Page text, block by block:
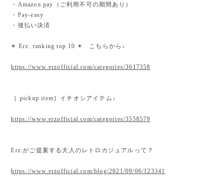
・Amazon pay（ご利用不可の期間あり）
・Pay-easy
・後払い決済
✴︎ Erz. ranking top 10 ✴︎ こちらから↓
https://www.erzofficial.com/categories/3617358
［ pickup item］イチオシアイテム↓
https://www.erzofficial.com/categories/3558579
Erz.がご提案する大人のレトロカジュアルって？
https://www.erzofficial.com/blog/2021/09/06/123341